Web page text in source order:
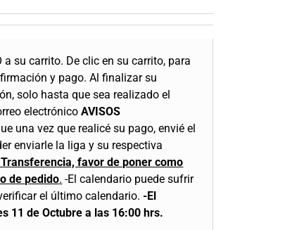
a su carrito. De clic en su carrito, para
y pago. Al finalizar su
solo hasta que sea realizado el
electrónico AVISOS
una vez que realicé su pago, envié el
enviarle la liga y su respectiva
favor de poner como
de pedido. -El calendario puede sufrir
el último calendario. -El
11 de Octubre a las 16:00 hrs.